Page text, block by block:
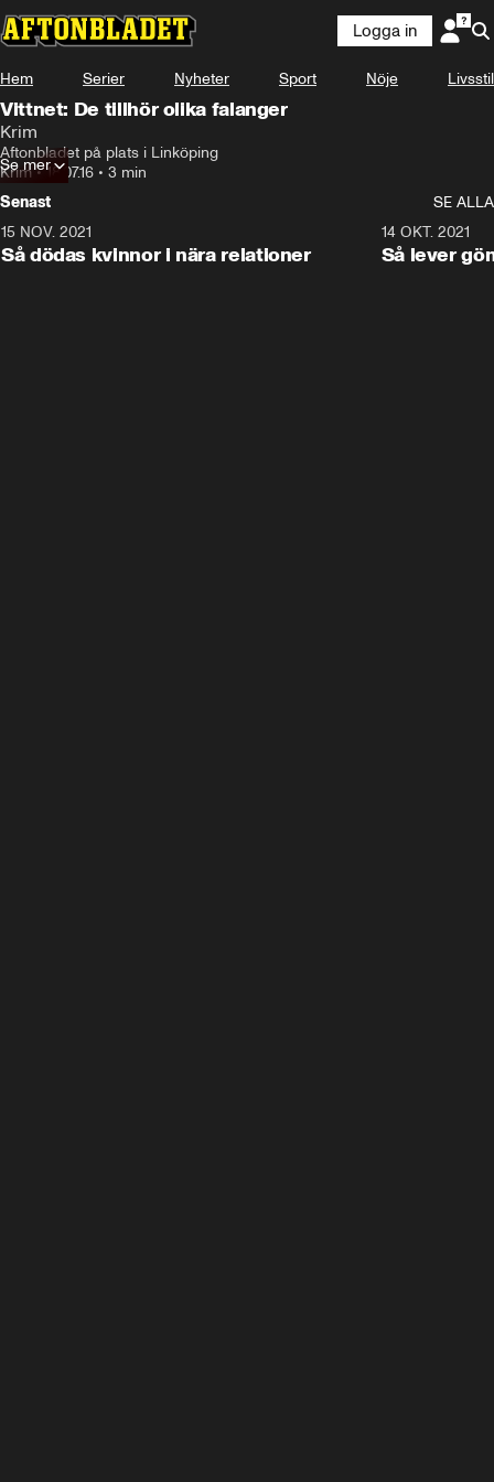
Logga in
Hem Serier Nyheter Sport Nöje Livsstil
Vittnet: De tillhör olika falanger
Krim
Aftonbladet på plats i Linköping
Krim•18.07.16 • 3 min
Se mer
Senast
SE ALLA
15 NOV. 2021
Så dödas kvinnor i nära relationer
14 OKT. 2021
Så lever